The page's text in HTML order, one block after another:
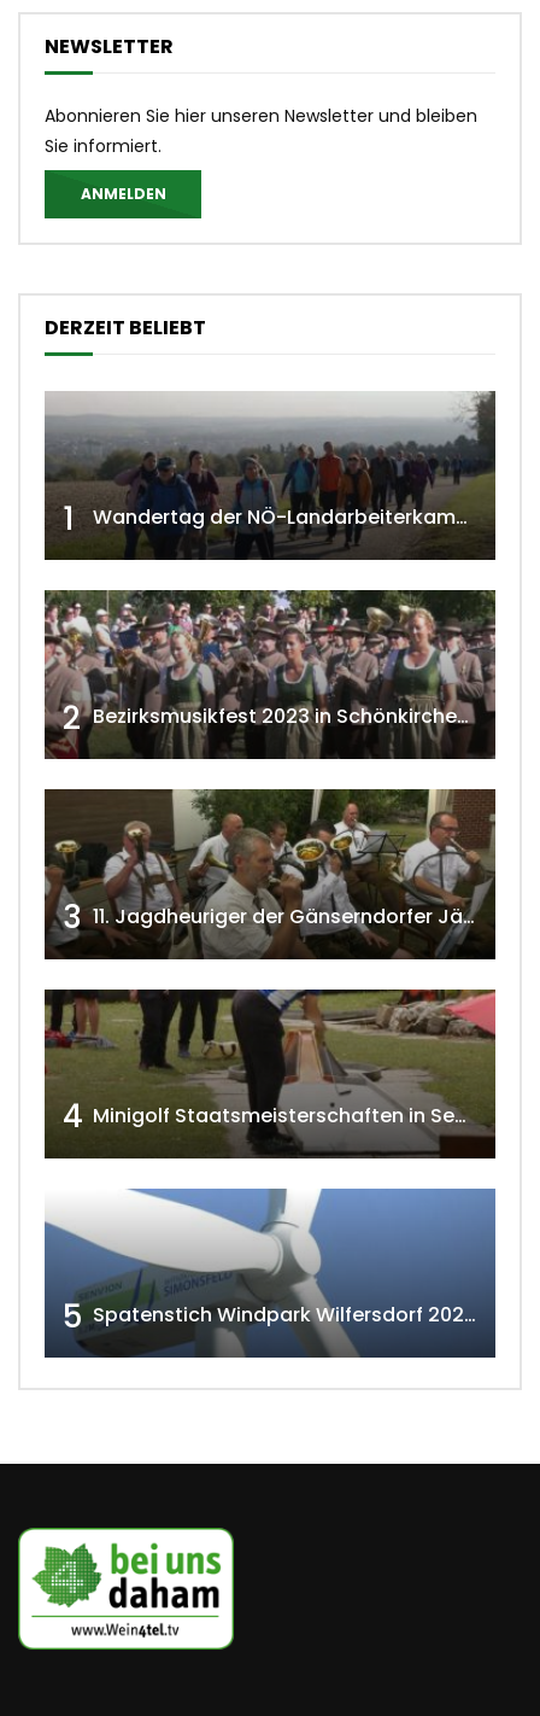
NEWSLETTER
Abonnieren Sie hier unseren Newsletter und bleiben
Sie informiert.
ANMELDEN
DERZEIT BELIEBT
1 Wandertag der NÖ-Landarbeiterkammer in Hollabrunn 2024
2 Bezirksmusikfest 2023 in Schönkirchen-Reyersdorf
3 11. Jagdheuriger der Gänserndorfer Jäger 2020 w4tv166
4 Minigolf Staatsmeisterschaften in Seefeld-Kadolz w4tv174
5 Spatenstich Windpark Wilfersdorf 2023 w4tv177